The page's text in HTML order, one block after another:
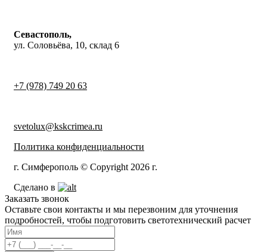
Севастополь,
ул. Соловьёва, 10, склад 6
+7 (978) 749 20 63
svetolux@kskcrimea.ru
Политика конфиденциальности
г. Симферополь © Copyright 2026 г.
Сделано в
Заказать звонок
Оставьте свои контакты и мы перезвоним для уточнения
подробностей, чтобы подготовить светотехнический расчет